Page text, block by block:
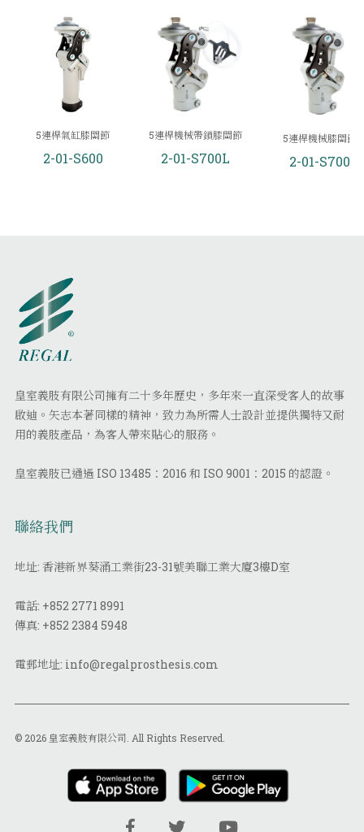
5連桿氣缸膝關節
2-01-S600
5連桿機械帶鎖膝關節
2-01-S700L
5連桿機械膝關節
2-01-S700
皇室義肢有限公司擁有二十多年歷史，多年來一直深受客人的故事
啟迪。矢志本著同樣的精神，致力為所需人士設計並提供獨特又耐
用的義肢產品，為客人帶來貼心的服務。
皇室義肢已通過 ISO 13485：2016 和 ISO 9001：2015 的認證。
聯絡我們
地址: 香港新界葵涌工業街23-31號美聯工業大廈3樓D室
電話: +852 2771 8991
傳真: +852 2384 5948
電郵地址: info@regalprosthesis.com
© 2026 皇室義肢有限公司. All Rights Reserved.